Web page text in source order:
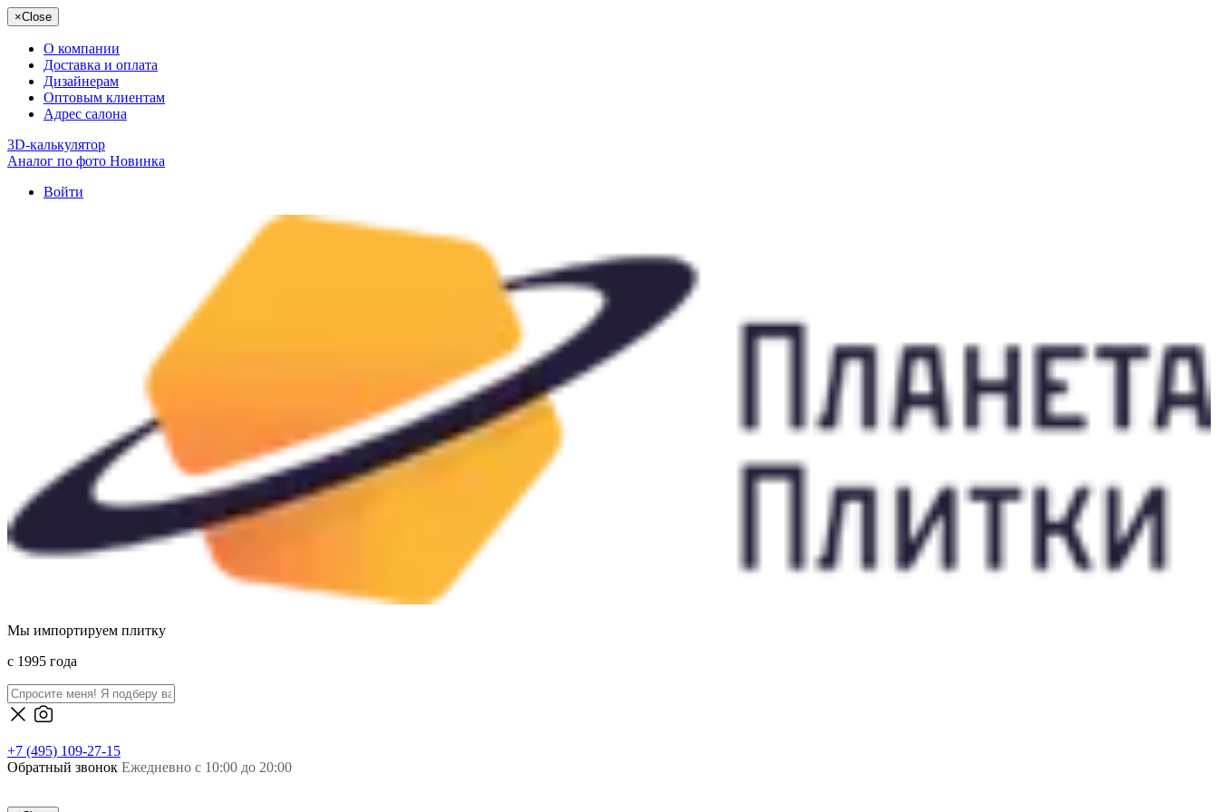
×Close
О компании
Доставка и оплата
Дизайнерам
Оптовым клиентам
Адрес салона
3D-калькулятор
Аналог по фото Новинка
Войти
Мы импортируем плитку
c 1995 года
+7 (495) 109-27-15
Обратный звонок Ежедневно с 10:00 до 20:00